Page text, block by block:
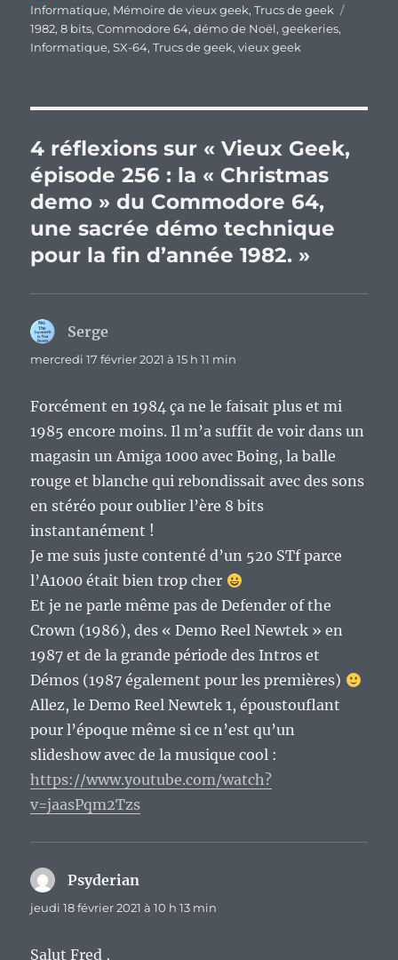
le
Informatique, Mémoire de vieux geek,Trucs de geek
1982,8 bits,Commodore 64,démo de Noël,geekeries,
Informatique,SX-64,Trucs de geek,vieux geek
4 réflexions sur « Vieux Geek,
épisode 256 : la « Christmas
demo » du Commodore 64,
une sacrée démo technique
pour la fin d’année 1982. »
Serge
mercredi 17 février 2021 à 15 h 11 min
Forcément en 1984 ça ne le faisait plus et mi
1985 encore moins. Il m’a suffit de voir dans un
magasin un Amiga 1000 avec Boing, la balle
rouge et blanche qui rebondissait avec des sons
en stéréo pour oublier l’ère 8 bits
instantanément !
Je me suis juste contenté d’un 520 STf parce
l’A1000 était bien trop cher
Et je ne parle même pas de Defender of the
Crown (1986), des « Demo Reel Newtek » en
1987 et de la grande période des Intros et
Démos (1987 également pour les premières)
Allez, le Demo Reel Newtek 1, époustouflant
pour l’époque même si ce n’est qu’un
slideshow avec de la musique cool :
https://www.youtube.com/watch?
v=jaasPqm2Tzs
Psyderian
jeudi 18 février 2021 à 10 h 13 min
Salut Fred ,